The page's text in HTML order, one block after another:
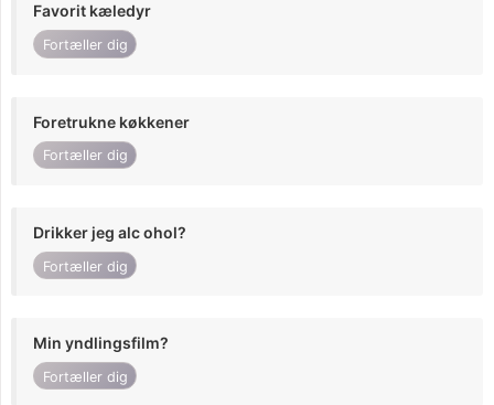
Favorit kæledyr
Fortæller dig
Foretrukne køkkener
Fortæller dig
Drikker jeg alc ohol?
Fortæller dig
Min yndlingsfilm?
Fortæller dig